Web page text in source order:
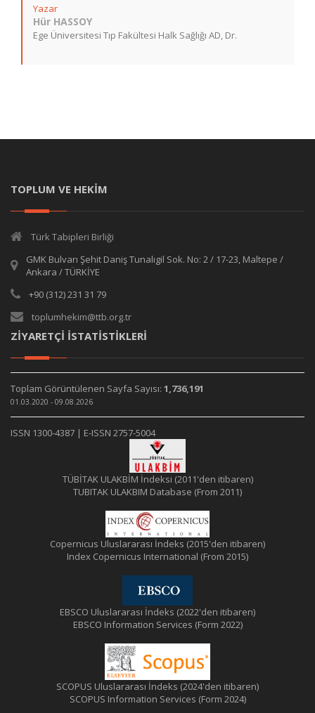
Yazar
Hür HASSOY
Ege Üniversitesi Tıp Fakültesi Halk Sağlığı AD, Dr.
TOPLUM VE HEKİM
Türk Tabipleri Birliği
GMK Bulvarı Şehit Daniş Tunalıgil Sok. No: 2 / 17-23, Maltepe /
Ankara / TÜRKİYE
+90 (312) 231 31 79
toplumhekim@ttb.org.tr
ZİYARETÇİ İSTATİSTİKLERİ
Toplam Görüntülenen Sayfa Sayısı: 1,736,191
01.03.2020 - 09.08.2026
ISSN 1300-4387 | E-ISSN 2757-5004
TÜBİTAK ULAKBİM İndeksi (2011'den itibaren)
TUBITAK ULAKBIM Database (From 2011)
Copernicus Uluslararası İndeks (2015'den itibaren)
Index Copernicus International (From 2015)
EBSCO Uluslararası İndeks (2022'den itibaren)
EBSCO Information Services (Form 2022)
SCOPUS Uluslararası İndeks (2024'den itibaren)
SCOPUS Information Services (Form 2024)